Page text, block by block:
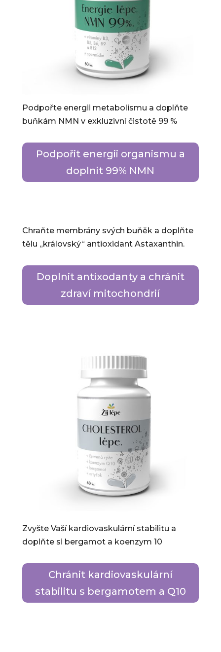
Podpořte energii metabolismu a doplňte
buňkám NMN v exkluzivní čistotě 99 %
Podpořit energii organismu a
doplnit 99% NMN
Chraňte membrány svých buňěk a doplňte
tělu „královský“ antioxidant Astaxanthin.
Doplnit antixodanty a chránit
zdraví mitochondrií
Zvyšte Vaší kardiovaskulární stabilitu a
doplňte si bergamot a koenzym 10
Chránit kardiovaskulární
stabilitu s bergamotem a Q10